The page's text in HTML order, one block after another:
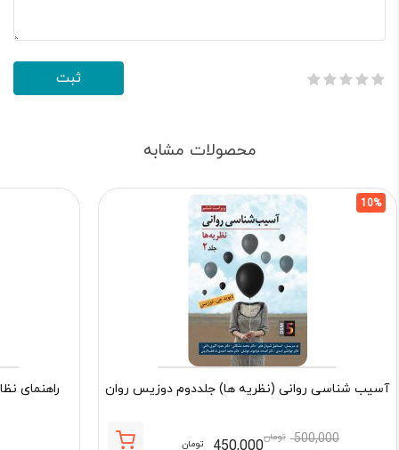
محصولات مشابه
10%
آسیب شناسی روانی (نظریه ها) جلددوم دوزیس روان
500,000 تومان450,000 تومان
راهنمای